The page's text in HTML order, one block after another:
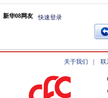
新华08网友 快速登录
关于我们 联